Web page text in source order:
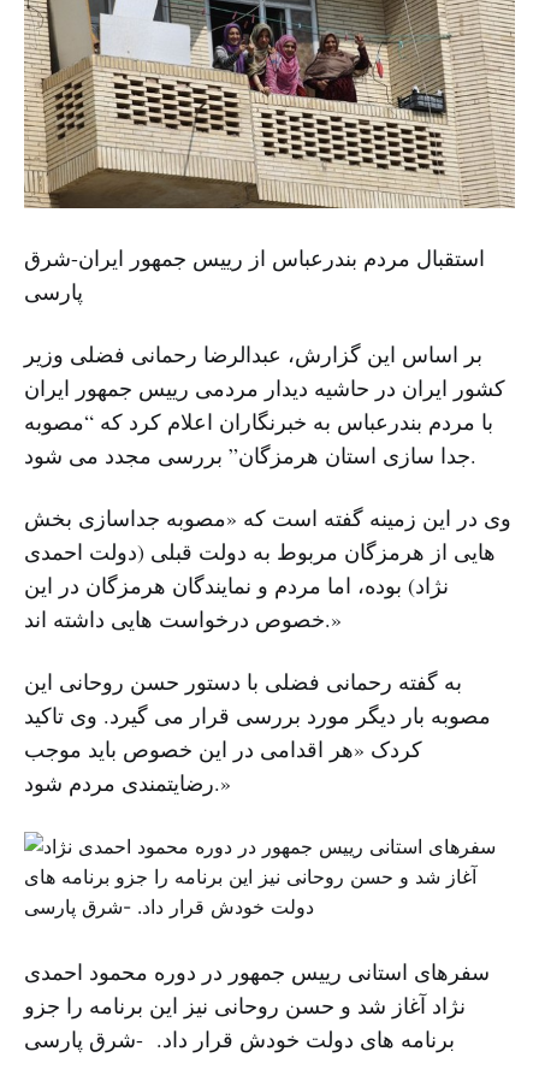
استقبال مردم بندرعباس از رییس جمهور ایران-شرق
پارسی
بر اساس این گزارش، عبدالرضا رحمانی فضلی وزیر
کشور ایران در حاشیه دیدار مردمی رییس جمهور ایران
با مردم بندرعباس به خبرنگاران اعلام کرد که “مصوبه
جدا سازی استان هرمزگان” بررسی مجدد می شود.
وی در این زمینه گفته است که «مصوبه جداسازی بخش
هایی از هرمزگان مربوط به دولت قبلی (دولت احمدی
نژاد) بوده، اما مردم و نمایندگان هرمزگان در این
خصوص درخواست هایی داشته اند.»
به گفته رحمانی فضلی با دستور حسن روحانی این
مصوبه بار دیگر مورد بررسی قرار می گیرد. وی تاکید
کردک «هر اقدامی در این خصوص باید موجب
رضایتمندی مردم شود.»
سفرهای استانی رییس جمهور در دوره محمود احمدی
نژاد آغاز شد و حسن روحانی نیز این برنامه را جزو
برنامه های دولت خودش قرار داد. -شرق پارسی